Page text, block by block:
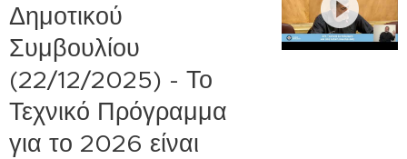
Δημοτικού
Συμβουλίου
(22/12/2025) - Το
Τεχνικό Πρόγραμμα
για το 2026 είναι